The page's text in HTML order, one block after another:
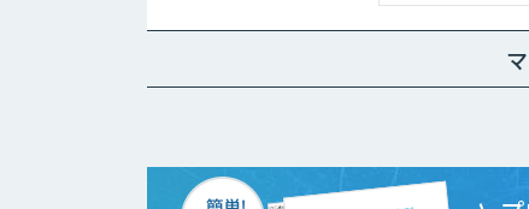
ド：￥2,980～/
月、プレミアム：
￥15,000～/月、プ
ロ：￥29,000～/月
（10万PVを超える
問回数～5000回、
超過分は別途請